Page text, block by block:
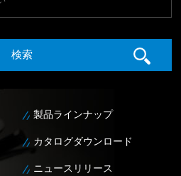
製品ラインナップ
カタログダウンロード
ニュースリリース